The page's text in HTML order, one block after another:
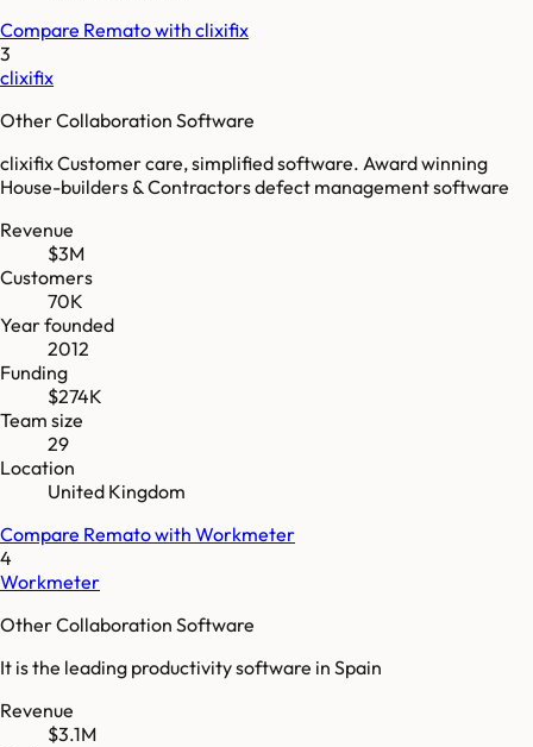
Compare Rematowith clixifix
3
clixifix
Other Collaboration Software
clixifix Customer care, simplified software. Award winning
House-builders & Contractors defect management software
Revenue
$3M
Customers
70K
Year founded
2012
Funding
$274K
Team size
29
Location
United Kingdom
Compare Rematowith Workmeter
4
Workmeter
Other Collaboration Software
It is the leading productivity software in Spain
Revenue
$3.1M